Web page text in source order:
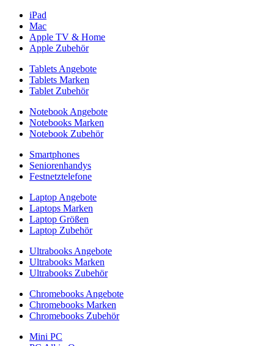
iPad
Mac
Apple TV & Home
Apple Zubehör
Tablets Angebote
Tablets Marken
Tablet Zubehör
Notebook Angebote
Notebooks Marken
Notebook Zubehör
Smartphones
Seniorenhandys
Festnetztelefone
Laptop Angebote
Laptops Marken
Laptop Größen
Laptop Zubehör
Ultrabooks Angebote
Ultrabooks Marken
Ultrabooks Zubehör
Chromebooks Angebote
Chromebooks Marken
Chromebooks Zubehör
Mini PC